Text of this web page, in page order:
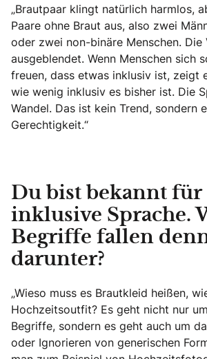
„Brautpaar klingt natürlich harmlos,
Paare ohne Braut aus, also zwei
oder zwei non-binäre Menschen.
ausgeblendet. Wenn Menschen sich
freuen, dass etwas inklusiv ist, zeigt
wie wenig inklusiv es bisher ist. Die
Wandel. Das ist kein Trend, sondern
Gerechtigkeit.“
Du bist bekannt für
inklusive Sprache.
Begriffe fallen
darunter?
„Wieso muss es Brautkleid heißen,
Hochzeitsoutfit? Es geht nicht nur
Begriffe, sondern es geht auch um
oder Ignorieren von generischen